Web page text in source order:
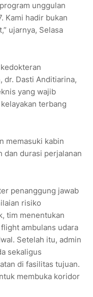
unggulan
Kami hadir bukan
ujarnya, Selasa
dr. Dasti Anditiarina,
yang wajib
terbang
memasuki kabin
dan durasi perjalanan
penanggung jawab
risiko
tim menentukan
ambulans udara
Setelah itu, admin
sekaligus
di fasilitas tujuan.
membuka koridor